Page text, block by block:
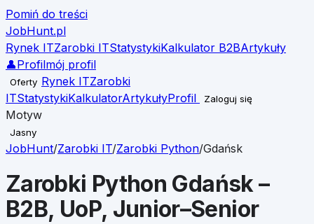
Pomiń do treści
JobHunt.pl
Rynek ITZarobki ITStatystykiKalkulator B2BArtykuły
👤Profilmój profil
Oferty Rynek ITZarobki
ITStatystykiKalkulatorArtykułyProfil Zaloguj się
Motyw
Jasny
JobHunt/Zarobki IT/Zarobki Python/Gdańsk
Zarobki Python Gdańsk–
B2B, UoP, Junior–Senior